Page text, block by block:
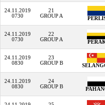
24.11.2019
0730
21
GROUP A
24.11.2019
0730
22
GROUP A
24.11.2019
0830
23
GROUP B
24.11.2019
0830
24
GROUP B